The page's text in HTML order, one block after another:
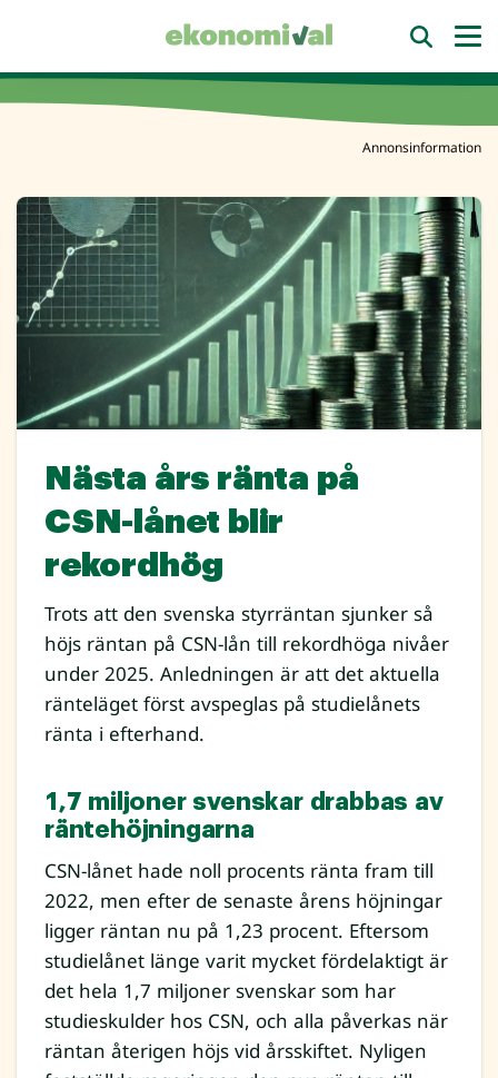
Annonsinformation
Nästa års ränta på
CSN-lånet blir
rekordhög
Trots att den svenska styrräntan sjunker så
höjs räntan på CSN-lån till rekordhöga nivåer
under 2025. Anledningen är att det aktuella
ränteläget först avspeglas på studielånets
ränta i efterhand.
1,7 miljoner svenskar drabbas av
räntehöjningarna
CSN-lånet hade noll procents ränta fram till
2022, men efter de senaste årens höjningar
ligger räntan nu på 1,23 procent. Eftersom
studielånet länge varit mycket fördelaktigt är
det hela 1,7 miljoner svenskar som har
studieskulder hos CSN, och alla påverkas när
räntan återigen höjs vid årsskiftet. Nyligen